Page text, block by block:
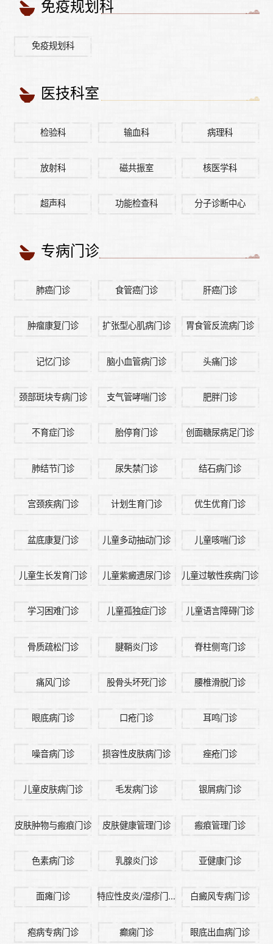
免疫规划科
免疫规划科
医技科室
检验科 输血科 病理科
放射科 磁共振室 核医学科
超声科 功能检查科 分子诊断中心
专病门诊
肺癌门诊 食管癌门诊 肝癌门诊
肿瘤康复门诊 扩张型心肌病门诊 胃食管反流病门诊
记忆门诊 脑小血管病门诊 头痛门诊
颈部斑块专病门诊 支气管哮喘门诊 肥胖门诊
不育症门诊 胎停育门诊 创面糖尿病足门诊
肺结节门诊 尿失禁门诊 结石病门诊
宫颈疾病门诊 计划生育门诊 优生优育门诊
盆底康复门诊 儿童多动抽动门诊 儿童咳喘门诊
儿童生长发育门诊 儿童紫癜遗尿门诊 儿童过敏性疾病门诊
学习困难门诊 儿童孤独症门诊 儿童语言障碍门诊
骨质疏松门诊 腱鞘炎门诊 脊柱侧弯门诊
痛风门诊 股骨头坏死门诊 腰椎滑脱门诊
眼底病门诊 口疮门诊 耳鸣门诊
噪音病门诊 损容性皮肤病门诊 痤疮门诊
儿童皮肤病门诊 毛发病门诊 银屑病门诊
皮肤肿物与瘢痕门诊 皮肤健康管理门诊 瘢痕管理门诊
色素病门诊 乳腺炎门诊 亚健康门诊
面瘫门诊 特应性皮炎/湿疹门诊 白癜风专病门诊
疱病专病门诊 癫痫门诊 眼底出血病门诊